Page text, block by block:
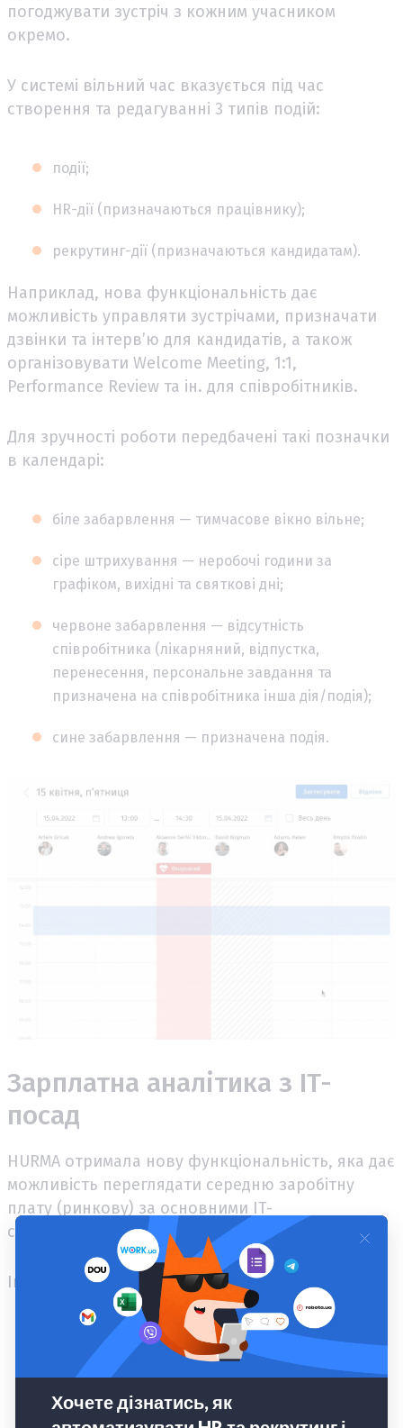
погоджувати зустріч з кожним учасником
окремо.
У системі вільний час вказується під час
створення та редагуванні 3 типів подій:
події;
HR-дії (призначаються працівнику);
рекрутинг-дії (призначаються кандидатам).
Наприклад, нова функціональність дає
можливість управляти зустрічами, призначати
дзвінки та інтерв’ю для кандидатів, а також
організовувати Welcome Meeting, 1:1,
Performance Review та ін. для співробітників.
Для зручності роботи передбачені такі позначки
в календарі:
біле забарвлення — тимчасове вікно вільне;
сіре штрихування — неробочі години за
графіком, вихідні та святкові дні;
червоне забарвлення — відсутність
співробітника (лікарняний, відпустка,
перенесення, персональне завдання та
призначена на співробітника інша дія/подія);
сине забарвлення — призначена подія.
Зарплатна аналітика з IT-
посад
HURMA отримала нову функціональність, яка дає
можливість переглядати середню заробітну
плату (ринкову) за основними IT-
спеціальностями.
Інструмент дає можливість:
формувати зарплатне пропонування для
вакансії;
порівнювати очікування кандидата з